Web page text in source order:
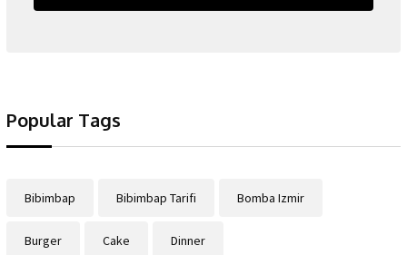
Popular Tags
Bibimbap Bibimbap Tarifi Bomba Izmir
Burger Cake Dinner